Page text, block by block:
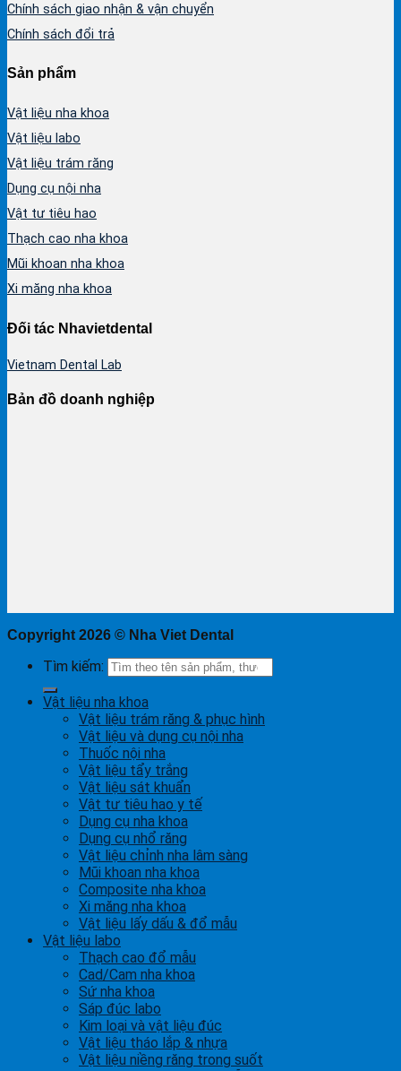
Chính sách giao nhận & vận chuyển
Chính sách đổi trả
Sản phẩm
Vật liệu nha khoa
Vật liệu labo
Vật liệu trám răng
Dụng cụ nội nha
Vật tư tiêu hao
Thạch cao nha khoa
Mũi khoan nha khoa
Xi măng nha khoa
Đối tác Nhavietdental
Vietnam Dental Lab
Bản đồ doanh nghiệp
Copyright 2026 © Nha Viet Dental
Tìm kiếm:
Vật liệu nha khoa
Vật liệu trám răng & phục hình
Vật liệu và dụng cụ nội nha
Thuốc nội nha
Vật liệu tẩy trắng
Vật liệu sát khuẩn
Vật tư tiêu hao y tế
Dụng cụ nha khoa
Dụng cụ nhổ răng
Vật liệu chỉnh nha lâm sàng
Mũi khoan nha khoa
Composite nha khoa
Xi măng nha khoa
Vật liệu lấy dấu & đổ mẫu
Vật liệu labo
Thạch cao đổ mẫu
Cad/Cam nha khoa
Sứ nha khoa
Sáp đúc labo
Kim loại và vật liệu đúc
Vật liệu tháo lắp & nhựa
Vật liệu niềng răng trong suốt